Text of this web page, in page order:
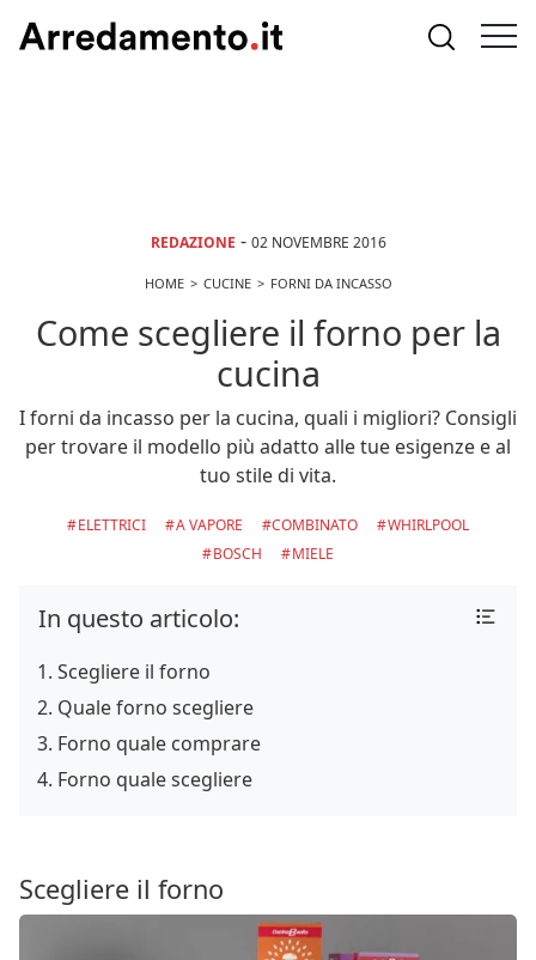
REDAZIONE - 02 NOVEMBRE 2016
HOME CUCINE FORNI DA INCASSO
Come scegliere il forno per la
cucina
I forni da incasso per la cucina, quali i migliori? Consigli
per trovare il modello più adatto alle tue esigenze e al
tuo stile di vita.
ELETTRICI A VAPORE COMBINATO
WHIRLPOOL
BOSCH
MIELE
In questo articolo:
Scegliere il forno
Quale forno scegliere
Forno quale comprare
Forno quale scegliere
Scegliere il forno